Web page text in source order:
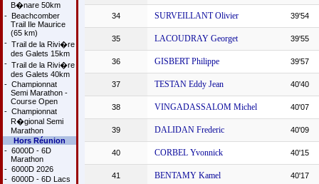
B�nare 50km
- Beachcomber
Trail Ile Maurice
(65 km)
- Trail de la Rivi�re
des Galets 15km
- Trail de la Rivi�re
des Galets 40km
- Championnat
Semi Marathon -
Course Open
- Championnat
R�gional Semi
Marathon
Hors Réunion
- 6000D - 6D
Marathon
- 6000D 2026
- 6000D - 6D Lacs
34 SURVEILLANT Olivier 39'54
35 LACOUDRAY Georget 39'55
36 GISBERT Philippe 39'57
37 TESTAN Eddy Jean 40'40
38 VINGADASSALOM Michel 40'07
39 DALIDAN Frederic 40'09
40 CORBEL Yvonnick 40'15
41 BENTAMY Kamel 40'17